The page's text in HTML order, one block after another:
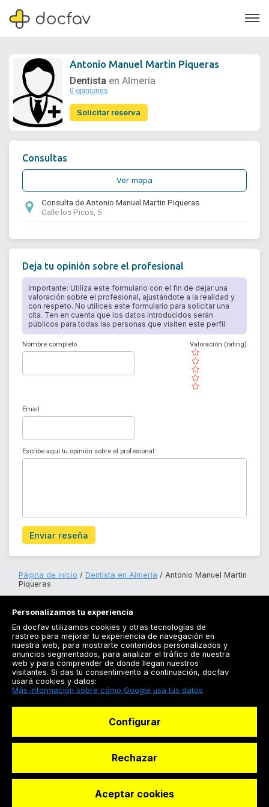
Soporte
Antonio Manuel Martin Piqueras
Dentista en Almería
0 opiniones
Solicitar reserva
Consultas
Ver mapa
Consulta de Antonio Manuel Martin Piqueras
Calle los Picos, 5
Deja tu opinión sobre el profesional
Importante: Utiliza este formulario con el fin de dejar una
valoración sobre el profesional, ajustándote a la realidad y
con respeto. No utilices este formulario para solicitar una
cita. Ten en cuenta que los datos introducidos serán
públicos para todas las personas que visiten este perfil.
Nombre completo
( )
( )
( )
( )
( )
Valoración (rating)
Email
Escribe aquí tu opinión sobre el profesional:
Enviar reseña
Página de inicio Dentista en Almería
Antonio Manuel Martin
Piqueras
Registrarse
Docfav
© Dashboard Technologies S.L
Personalizamos tu experiencia
En docfav utilizamos cookies y otras tecnologías de
rastreo para mejorar tu experiencia de navegación en
nuestra web, para mostrarte contenidos personalizados y
anuncios segmentados, para analizar el tráfico de nuestra
web y para comprender de donde llegan nuestros
visitantes. Si das tu consentimiento a continuación, docfav
usará cookies y datos:
Más información sobre cómo Google usa tus datos
Configurar
Rechazar
Aceptar cookies